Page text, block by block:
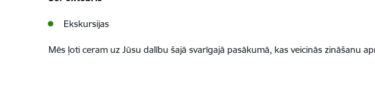
Ekskursijas
Mēs ļoti ceram uz Jūsu dalību šajā svarīgajā pasākumā, kas veicinās zināšanu